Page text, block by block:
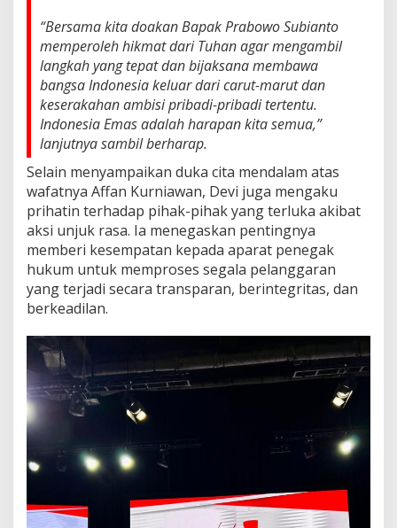
“Bersama kita doakan Bapak Prabowo Subianto
memperoleh hikmat dari Tuhan agar mengambil
langkah yang tepat dan bijaksana membawa
bangsa Indonesia keluar dari carut-marut dan
keserakahan ambisi pribadi-pribadi tertentu.
Indonesia Emas adalah harapan kita semua,”
lanjutnya sambil berharap.
Selain menyampaikan duka cita mendalam atas
wafatnya Affan Kurniawan, Devi juga mengaku
prihatin terhadap pihak-pihak yang terluka akibat
aksi unjuk rasa. Ia menegaskan pentingnya
memberi kesempatan kepada aparat penegak
hukum untuk memproses segala pelanggaran
yang terjadi secara transparan, berintegritas, dan
berkeadilan.